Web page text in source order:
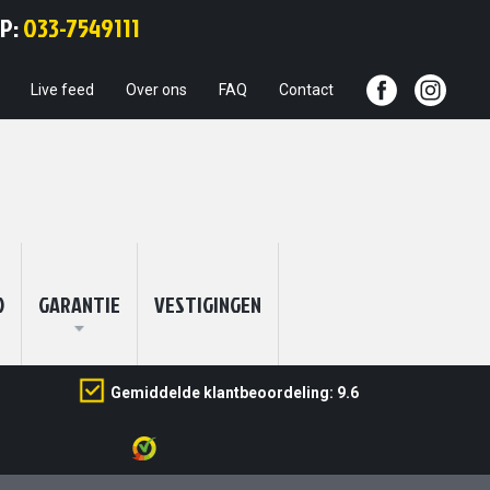
033-7549111
Live feed Over ons FAQ Contact
GARANTIE VESTIGINGEN
Gemiddelde klantbeoordeling: 9.6